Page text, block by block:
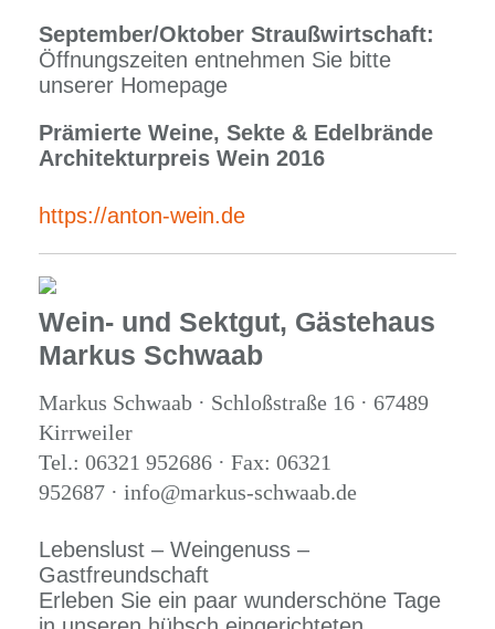
September/Oktober Straußwirtschaft:
Öffnungszeiten entnehmen Sie bitte
unserer Homepage
Prämierte Weine, Sekte & Edelbrände
Architekturpreis Wein 2016
https://anton-wein.de
Wein- und Sektgut, Gästehaus
Markus Schwaab
Markus Schwaab · Schloßstraße 16 · 67489
Kirrweiler
Tel.: 06321 952686 · Fax: 06321
952687 · info@markus-schwaab.de
Lebenslust – Weingenuss –
Gastfreundschaft
Erleben Sie ein paar wunderschöne Tage